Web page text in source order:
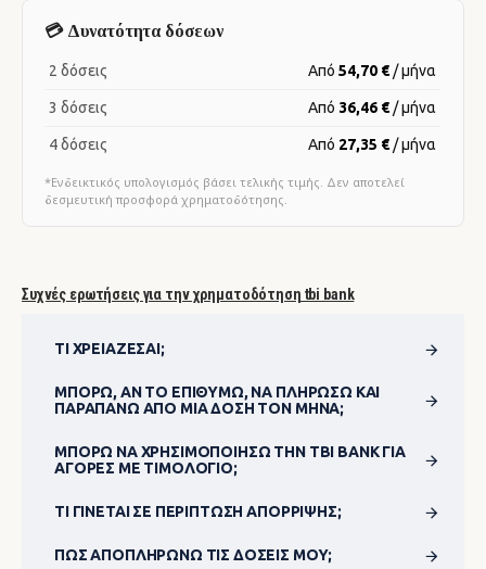
Συχνές ερωτήσεις για την χρηματοδότηση tbi bank
ΤΙ ΧΡΕΙΆΖΕΣΑΙ;
ΜΠΟΡΏ, ΑΝ ΤΟ ΕΠΙΘΥΜΏ, ΝΑ ΠΛΗΡΏΣΩ ΚΑΙ
ΠΑΡΑΠΆΝΩ ΑΠΌ ΜΊΑ ΔΌΣΗ ΤΟΝ ΜΉΝΑ;
ΜΠΟΡΏ ΝΑ ΧΡΗΣΙΜΟΠΟΊΗΣΩ ΤΗΝ TBI BANK ΓΙΑ
ΑΓΟΡΈΣ ΜΕ ΤΙΜΟΛΌΓΙΟ;
ΤΙ ΓΊΝΕΤΑΙ ΣΕ ΠΕΡΊΠΤΩΣΗ ΑΠΌΡΡΙΨΗΣ;
ΠΏΣ ΑΠΟΠΛΗΡΏΝΩ ΤΙΣ ΔΌΣΕΙΣ ΜΟΥ;
💳 Δυνατότητα δόσεων
2 δόσεις Από 54,70 € / μήνα
3 δόσεις Από 36,46 € / μήνα
4 δόσεις Από 27,35 € / μήνα
*Ενδεικτικός υπολογισμός βάσει τελικής τιμής. Δεν αποτελεί
δεσμευτική προσφορά χρηματοδότησης.